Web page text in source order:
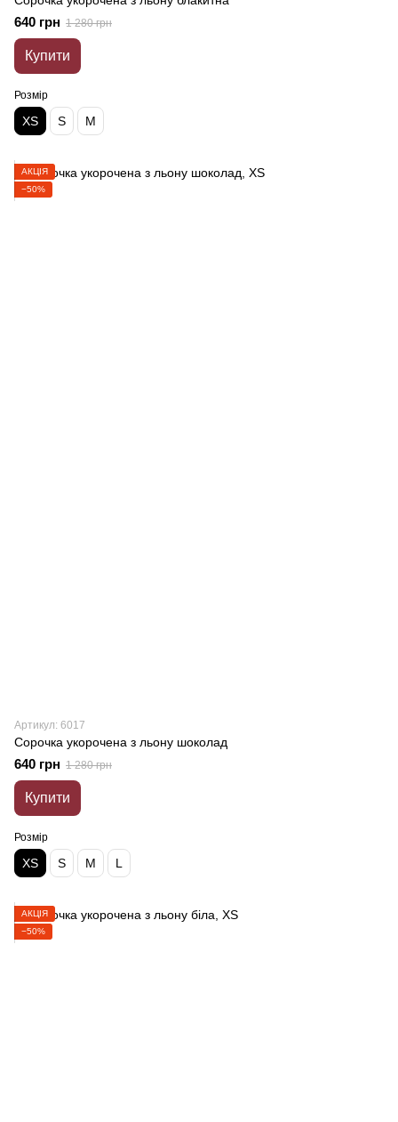
640 грн 1 280 грн
Купити
Розмір
XS S M
АКЦІЯ
−50%
Артикул: 6017
Сорочка укорочена з льону шоколад
640 грн 1 280 грн
Купити
Розмір
XS S M L
АКЦІЯ
−50%